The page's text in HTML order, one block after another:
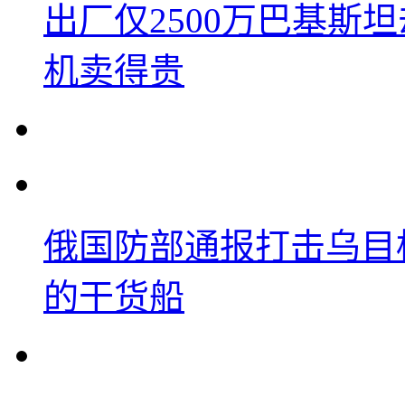
出厂仅2500万巴基斯
机卖得贵
俄国防部通报打击乌
的干货船